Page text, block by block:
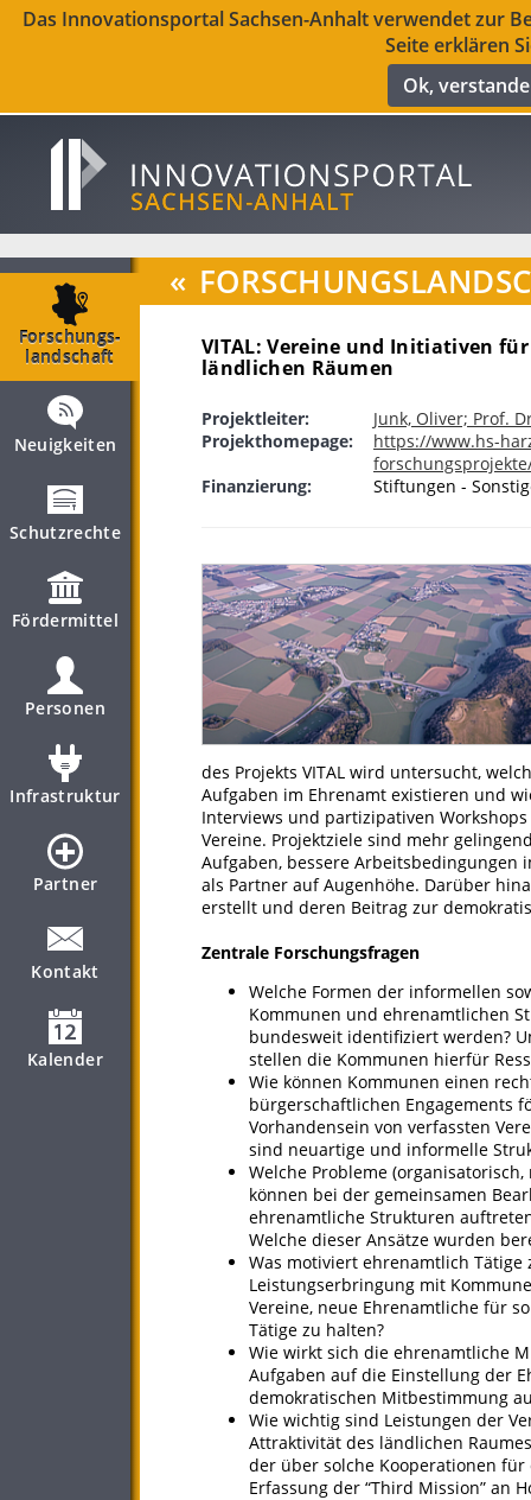
Das Innovationsportal Sachsen-Anhalt verwendet zur
Seite erklären
Ok,
Forschungs­
landschaft
Neuigkeiten
Schutzrechte
Fördermittel
Personen
Infrastruktur
Partner
Kontakt
Kalender
«
VITAL: Vereine und Initiativen
ländlichen Räumen
Projektleiter:
Junk, Oliver; Prof.
Projekthomepage:
https://www.hs-
Finanzierung:
Stiftungen -
des Projekts VITAL wird untersucht,
Aufgaben im Ehrenamt existieren und
Interviews und partizipativen
Vereine. Projektziele sind mehr
Aufgaben, bessere Arbeitsbedingungen
als Partner auf Augenhöhe. Darüber
erstellt und deren Beitrag zur
Zentrale Forschungsfragen
Welche Formen der informellen
Kommunen und ehrenamtlichen
bundesweit identifiziert werden?
stellen die Kommunen hierfür
Wie können Kommunen einen
bürgerschaftlichen Engagements
Vorhandensein von verfassten
sind neuartige und informelle
Welche Probleme
können bei der gemeinsamen
ehrenamtliche Strukturen
Welche dieser Ansätze wurden
Was motiviert ehrenamtlich
Leistungserbringung mit
Vereine, neue Ehrenamtliche für
Tätige zu halten?
Wie wirkt sich die ehrenamtliche
Aufgaben auf die Einstellung der
demokratischen Mitbestimmung
Wie wichtig sind Leistungen der
Attraktivität des ländlichen
der über solche Kooperationen
Erfassung der “Third Mission” an